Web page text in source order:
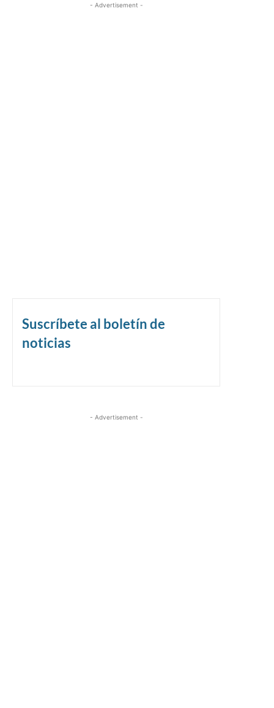
- Advertisement -
Suscríbete al boletín de
noticias
- Advertisement -